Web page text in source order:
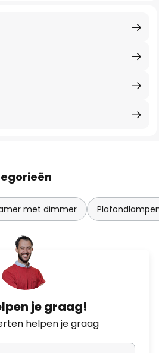
met dimmer
je graag!
helpen je graag